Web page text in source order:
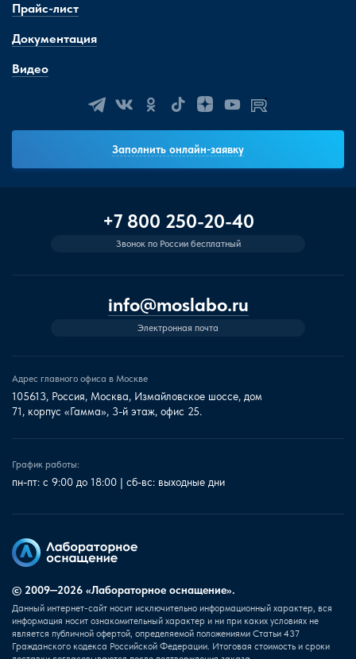
Прайс-лист
Документация
Видео
Заполнить онлайн-заявку
+7 800 250-20-40
Звонок по России бесплатный
info@moslabo.ru
Электронная почта
Адрес главного офиса в Москве
105613, Россия, Москва, Измайловское шоссе, дом
71, корпус «Гамма», 3-й этаж, офис 25.
График работы:
пн-пт: с 9:00 до 18:00 | сб-вс: выходные дни
© 2009—2026 «Лабораторное оснащение».
Данный интернет-сайт носит исключительно информационный характер, вся
информация носит ознакомительный характер и ни при каких условиях не
является публичной офертой, определяемой положениями Статьи 437
Гражданского кодекса Российской Федерации. Итоговая стоимость и сроки